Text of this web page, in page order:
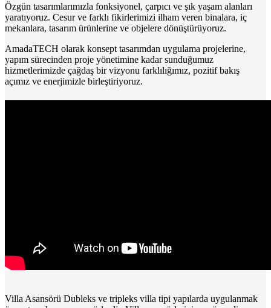
Özgün tasarımlarımızla fonksiyonel, çarpıcı ve şık yaşam alanları
yaratıyoruz. Cesur ve farklı fikirlerimizi ilham veren binalara, iç
mekanlara, tasarım ürünlerine ve objelere dönüştürüyoruz.
AmadaTECH olarak konsept tasarımdan uygulama projelerine,
yapım sürecinden proje yönetimine kadar sunduğumuz
hizmetlerimizde çağdaş bir vizyonu farklılığımız, pozitif bakış
açımız ve enerjimizle birleştiriyoruz.
Villa Asansörü Dubleks ve tripleks villa tipi yapılarda uygulanmak